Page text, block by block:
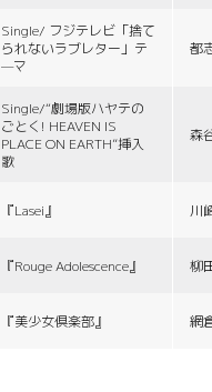
Single/ フジテレビ「捨て
られないラブレター」テ
—マ
都
Single/“劇場版ハヤテの
ごとく! HEAVEN IS
PLACE ON EARTH”挿入
歌
森
『Lasei』 川
『Rouge Adolescence』 柳
『美少女倶楽部』 網